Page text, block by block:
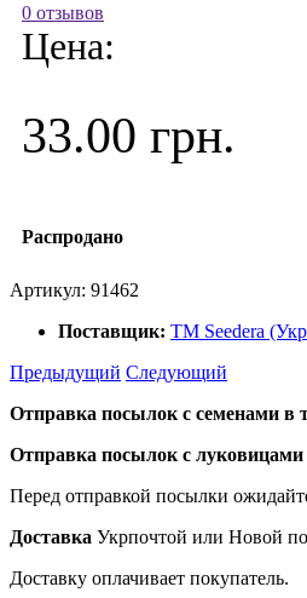
0 отзывов
Цена:
33.00 грн.
Распродано
Артикул: 91462
Поставщик: ТМ Seedera
Предыдущий Следующий
Отправка посылок с семенами в
Отправка посылок с
Перед отправкой посылки
Доставка Укрпочтой или Новой
Доставку оплачивает покупатель.